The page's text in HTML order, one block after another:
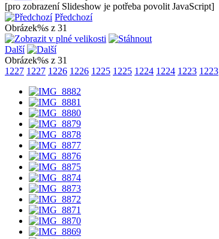
[pro zobrazení Slideshow je potřeba povolit JavaScript]
Předchozí
Obrázek%s z 31
Další
Obrázek%s z 31
1227 1227 1226 1226 1225 1225 1224 1224 1223 1223